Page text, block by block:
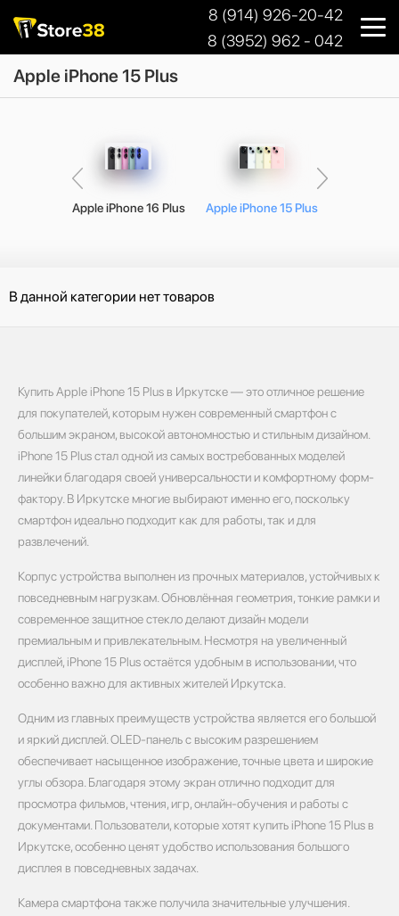
8 (914) 926-20-42
8 (3952) 962 - 042
Apple iPhone 15 Plus
Apple iPhone 16 Plus Apple iPhone 15 Plus
В данной категории нет товаров
Купить Apple iPhone 15 Plus в Иркутске — это отличное решение
для покупателей, которым нужен современный смартфон с
большим экраном, высокой автономностью и стильным дизайном.
iPhone 15 Plus стал одной из самых востребованных моделей
линейки благодаря своей универсальности и комфортному форм-
фактору. В Иркутске многие выбирают именно его, поскольку
смартфон идеально подходит как для работы, так и для
развлечений.
Корпус устройства выполнен из прочных материалов, устойчивых к
повседневным нагрузкам. Обновлённая геометрия, тонкие рамки и
современное защитное стекло делают дизайн модели
премиальным и привлекательным. Несмотря на увеличенный
дисплей, iPhone 15 Plus остаётся удобным в использовании, что
особенно важно для активных жителей Иркутска.
Одним из главных преимуществ устройства является его большой
и яркий дисплей. OLED-панель с высоким разрешением
обеспечивает насыщенное изображение, точные цвета и широкие
углы обзора. Благодаря этому экран отлично подходит для
просмотра фильмов, чтения, игр, онлайн-обучения и работы с
документами. Пользователи, которые хотят купить iPhone 15 Plus в
Иркутске, особенно ценят удобство использования большого
дисплея в повседневных задачах.
Камера смартфона также получила значительные улучшения.